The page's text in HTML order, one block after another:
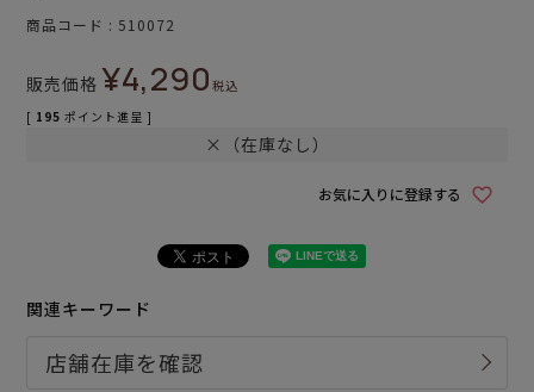
商品コード 510072
販売価格 ¥4,290税込
[ 195 ポイント進呈 ]
×（在庫なし）
お気に入りに登録する
関連キーワード